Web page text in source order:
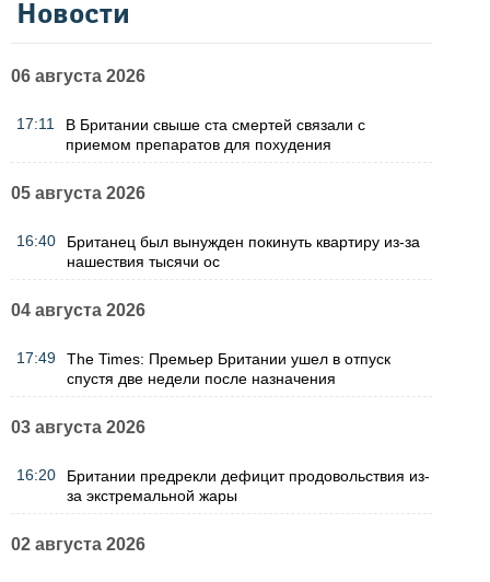
Новости
06 августа 2026
17:11
В Британии свыше ста смертей связали с
приемом препаратов для похудения
05 августа 2026
16:40
Британец был вынужден покинуть квартиру из-за
нашествия тысячи ос
04 августа 2026
17:49
The Times: Премьер Британии ушел в отпуск
спустя две недели после назначения
03 августа 2026
16:20
Британии предрекли дефицит продовольствия из-
за экстремальной жары
02 августа 2026